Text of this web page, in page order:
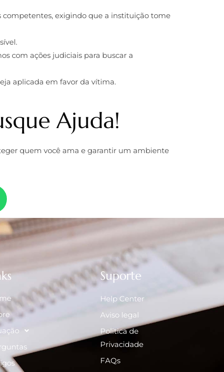
competentes, exigindo que a instituição tome
com ações judiciais para buscar a
aplicada em favor da vítima.
Ajuda!
quem você ama e garantir um ambiente
Suporte
Help Center
Aviso legal
Politica de
Privacidade
FAQs